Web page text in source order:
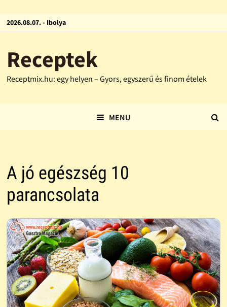
2026.08.07. - Ibolya
Receptek
Receptmix.hu: egy helyen – Gyors, egyszerű és finom ételek
MENU
A jó egészség 10
parancsolata